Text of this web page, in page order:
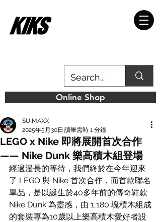
Online Shop
LEGO x Nike 即將展開首次合作
—— Nike Dunk 樂高積木組登場
SU MAXX
2025年5月30日 讀畢需時 1 分鐘
經過漫長的等待，我們終於在今年迎來
了 LEGO 與 Nike 首次合作，而首款聯名
單品，是以誕生於40多年前的傳奇鞋款
Nike Dunk 為靈感，由 1,180 塊積木組成
的套裝專為10歲以上樂高積木愛好者設